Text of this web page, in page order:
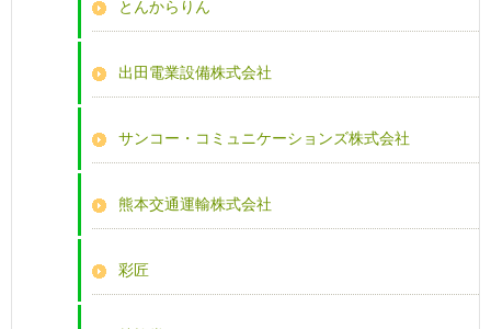
とんからりん
出田電業設備株式会社
サンコー・コミュニケーションズ株式会社
熊本交通運輸株式会社
彩匠